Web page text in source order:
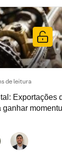
de leitura
Exportações
ganhar